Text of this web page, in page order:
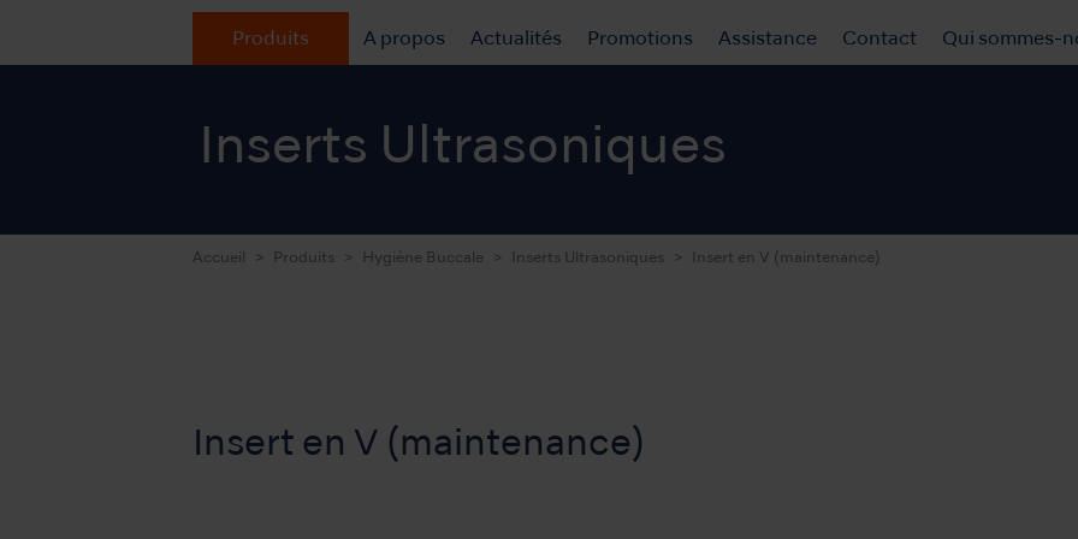
Produits A propos Actualités Promotions Assistance Contact Qui sommes-
Inserts Ultrasoniques
Accueil Produits Hygiène Buccale Inserts Ultrasoniques Insert en V (maintenance)
Insert en V (maintenance)